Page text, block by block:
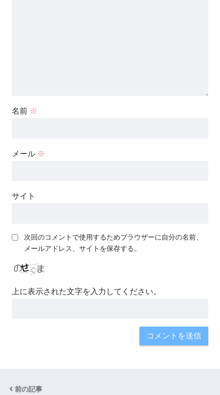
名前 ※
メール ※
サイト
次回のコメントで使用するためブラウザーに自分の名前、
メールアドレス、サイトを保存する。
上に表示された文字を入力してください。
前の記事